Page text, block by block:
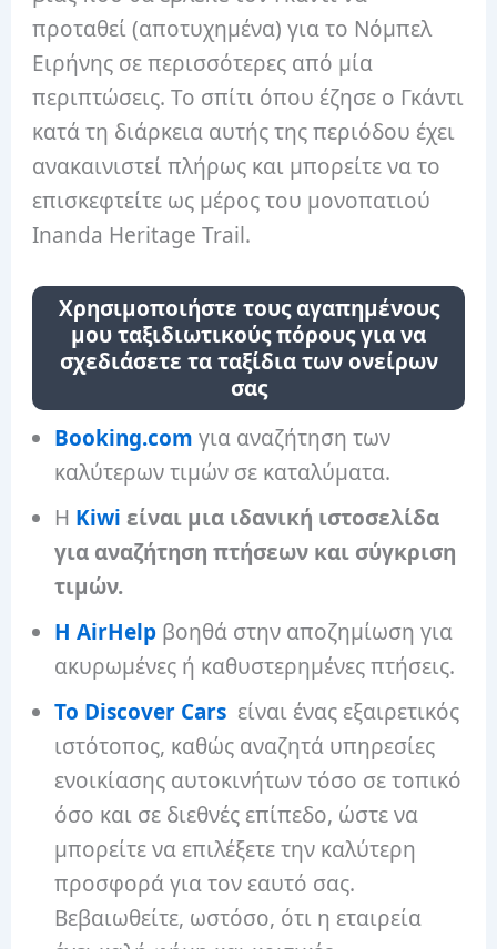
προταθεί (αποτυχημένα) για το Νόμπελ
Ειρήνης σε περισσότερες από μία
περιπτώσεις. Το σπίτι όπου έζησε ο Γκάντι
κατά τη διάρκεια αυτής της περιόδου έχει
ανακαινιστεί πλήρως και μπορείτε να το
επισκεφτείτε ως μέρος του μονοπατιού
Inanda Heritage Trail.
Χρησιμοποιήστε τους αγαπημένους
μου ταξιδιωτικούς πόρους για να
σχεδιάσετε τα ταξίδια των ονείρων
σας
Booking.com για αναζήτηση των
καλύτερων τιμών σε καταλύματα.
Η Kiwi είναι μια ιδανική ιστοσελίδα
για αναζήτηση πτήσεων και σύγκριση
τιμών.
Η AirHelp βοηθά στην αποζημίωση για
ακυρωμένες ή καθυστερημένες πτήσεις.
Το Discover Cars είναι ένας εξαιρετικός
ιστότοπος, καθώς αναζητά υπηρεσίες
ενοικίασης αυτοκινήτων τόσο σε τοπικό
όσο και σε διεθνές επίπεδο, ώστε να
μπορείτε να επιλέξετε την καλύτερη
προσφορά για τον εαυτό σας.
Βεβαιωθείτε, ωστόσο, ότι η εταιρεία